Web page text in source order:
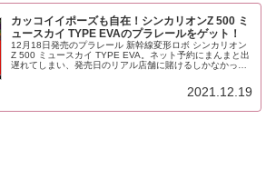
カッコイイポーズも自在！シンカリオンZ 500 ミ
ュースカイ TYPE EVAのプラレールをゲット！
12月18日発売のプラレール 新幹線変形ロボ シンカリオン
Z 500 ミュースカイ TYPE EVA。ネット予約にまんまと出
遅れてしまい、発売日のリアル店舗に賭けるしかなかった
2021.12.19